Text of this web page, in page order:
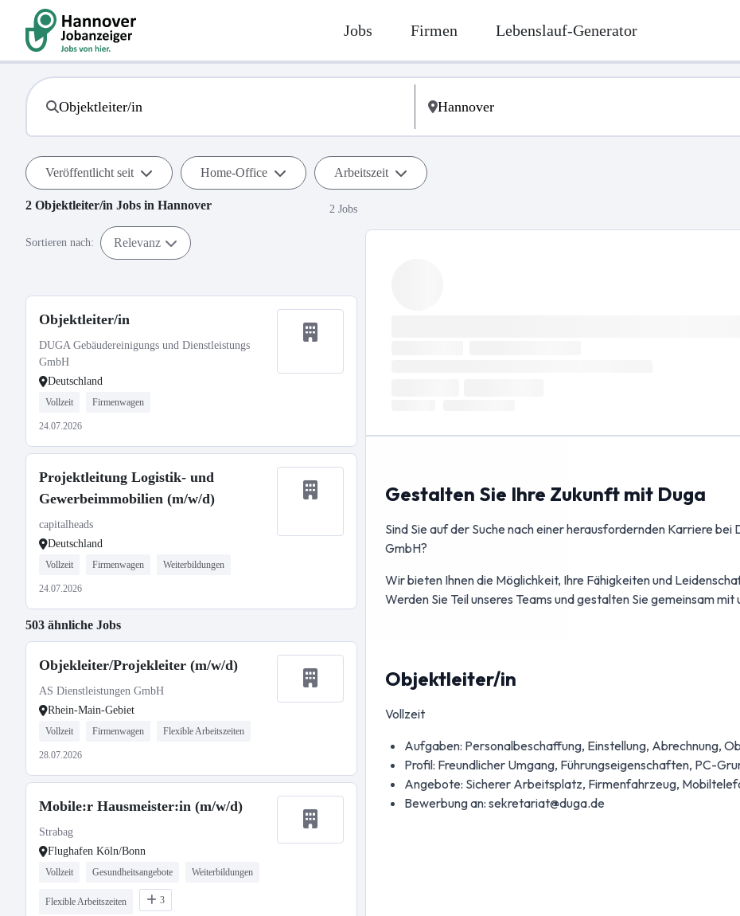
Jobs Firmen Lebenslauf-Generator
Veröffentlicht seit Home-Office Arbeitszeit
2 Objektleiter/in Jobs in Hannover 2 Jobs
Sortieren nach: Relevanz
Objektleiter/in
DUGA Gebäudereinigungs und Dienstleistungs
GmbH
Deutschland
Vollzeit Firmenwagen
24.07.2026
Projektleitung Logistik- und
Gewerbeimmobilien (m/w/d)
capitalheads
Deutschland
Vollzeit Firmenwagen Weiterbildungen
24.07.2026
503 ähnliche Jobs
Objekleiter/Projekleiter (m/w/d)
AS Dienstleistungen GmbH
Rhein-Main-Gebiet
Vollzeit Firmenwagen Flexible Arbeitszeiten
28.07.2026
Mobile:r Hausmeister:in (m/w/d)
Strabag
Flughafen Köln/Bonn
Vollzeit Gesundheitsangebote Weiterbildungen
Flexible Arbeitszeiten 3